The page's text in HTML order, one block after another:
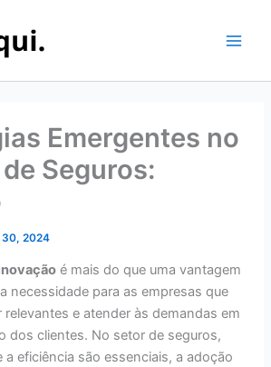
Emergentes no
Seguros:
30, 2024
é mais do que uma vantagem
necessidade para as empresas que
relevantes e atender às demandas em
dos clientes. No setor de seguros,
eficiência são essenciais, a adoção